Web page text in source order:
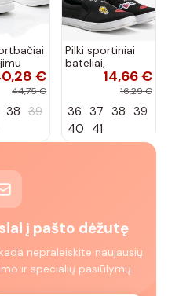
€
44,75 €
38 39
Pilki sportiniai
bateliai,
„Justice"14,66 €
16,29 €
36 37 38 39
40 41
į pašto dėžutę
nepraleiskite naujausių
ir specialių pasiūlymų.